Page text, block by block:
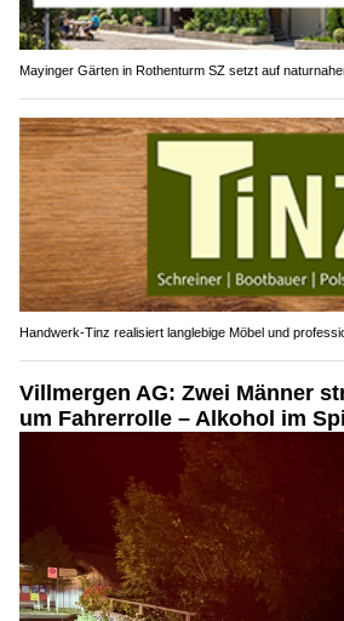
Mayinger Gärten in Rothenturm SZ setzt auf
Handwerk-Tinz realisiert langlebige Möbel und
Villmergen AG: Zwei Männer
um Fahrerrolle – Alkohol im